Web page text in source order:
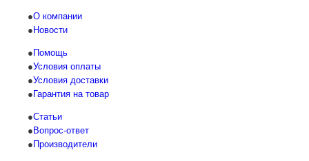
О компании
Новости
Помощь
Условия оплаты
Условия доставки
Гарантия на товар
Статьи
Вопрос-ответ
Производители